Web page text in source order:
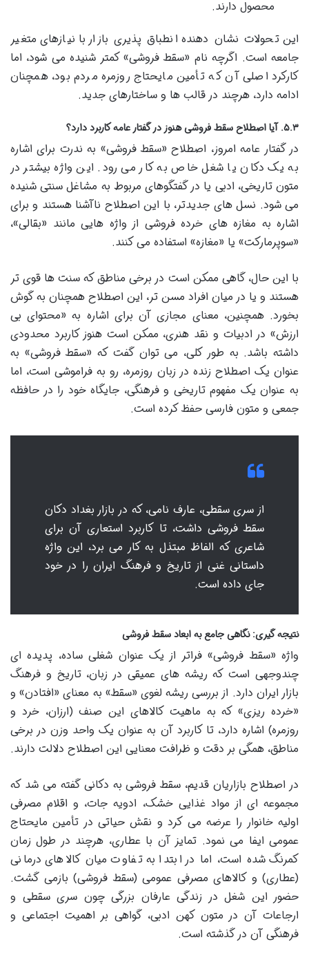
محصول دارند.
این تحولات نشان دهنده انطباق پذیری بازار با نیازهای متغیر
جامعه است. اگرچه نام «سقط فروشی» کمتر شنیده می شود، اما
کارکرد اصلی آن که تأمین مایحتاج روزمره مردم بود، همچنان
ادامه دارد، هرچند در قالب ها و ساختارهای جدید.
۵.۳. آیا اصطلاح سقط فروشی هنوز در گفتار عامه کاربرد دارد؟
در گفتار عامه امروز، اصطلاح «سقط فروشی» به ندرت برای اشاره
به یک دکان یا شغل خاص به کار می رود. این واژه بیشتر در
متون تاریخی، ادبی یا در گفتگوهای مربوط به مشاغل سنتی شنیده
می شود. نسل های جدیدتر، با این اصطلاح ناآشنا هستند و برای
اشاره به مغازه های خرده فروشی از واژه هایی مانند «بقالی»،
«سوپرمارکت» یا «مغازه» استفاده می کنند.
با این حال، گاهی ممکن است در برخی مناطق که سنت ها قوی تر
هستند و یا در میان افراد مسن تر، این اصطلاح همچنان به گوش
بخورد. همچنین، معنای مجازی آن برای اشاره به «محتوای بی
ارزش» در ادبیات و نقد هنری، ممکن است هنوز کاربرد محدودی
داشته باشد. به طور کلی، می توان گفت که «سقط فروشی» به
عنوان یک اصطلاح زنده در زبان روزمره، رو به فراموشی است، اما
به عنوان یک مفهوم تاریخی و فرهنگی، جایگاه خود را در حافظه
جمعی و متون فارسی حفظ کرده است.
از سری سقطی، عارف نامی، که در بازار بغداد دکان
سقط فروشی داشت، تا کاربرد استعاری آن برای
شاعری که الفاظ مبتذل به کار می برد، این واژه
داستانی غنی از تاریخ و فرهنگ ایران را در خود
جای داده است.
نتیجه گیری: نگاهی جامع به ابعاد سقط فروشی
واژه «سقط فروشی» فراتر از یک عنوان شغلی ساده، پدیده ای
چندوجهی است که ریشه های عمیقی در زبان، تاریخ و فرهنگ
بازار ایران دارد. از بررسی ریشه لغوی «سقط» به معنای «افتادن» و
«خرده ریزی» که به ماهیت کالاهای این صنف (ارزان، خرد و
روزمره) اشاره دارد، تا کاربرد آن به عنوان یک واحد وزن در برخی
مناطق، همگی بر دقت و ظرافت معنایی این اصطلاح دلالت دارند.
در اصطلاح بازاریان قدیم، سقط فروشی به دکانی گفته می شد که
مجموعه ای از مواد غذایی خشک، ادویه جات، و اقلام مصرفی
اولیه خانوار را عرضه می کرد و نقش حیاتی در تأمین مایحتاج
عمومی ایفا می نمود. تمایز آن با عطاری، هرچند در طول زمان
کمرنگ شده است، اما در ابتدا به تفاوت میان کالاهای درمانی
(عطاری) و کالاهای مصرفی عمومی (سقط فروشی) بازمی گشت.
حضور این شغل در زندگی عارفان بزرگی چون سری سقطی و
ارجاعات آن در متون کهن ادبی، گواهی بر اهمیت اجتماعی و
فرهنگی آن در گذشته است.